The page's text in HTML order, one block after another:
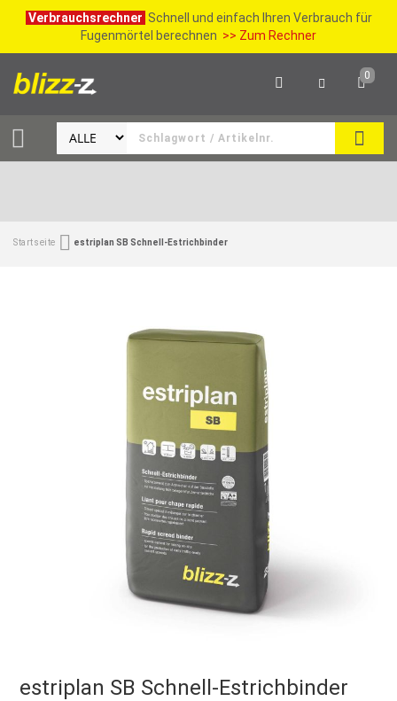
Verbrauchsrechner Schnell und einfach Ihren Verbrauch für
Fugenmörtel berechnen >> Zum Rechner
SUCHE
0
Startseite estriplan SB Schnell-Estrichbinder
estriplan SB Schnell-Estrichbinder